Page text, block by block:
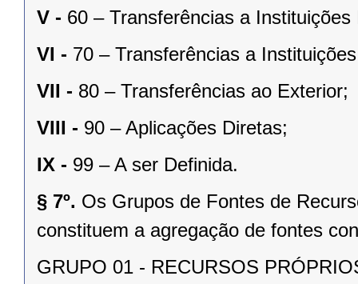
V - 60 – Transferências a
VI - 70 – Transferências a
VII - 80 – Transferências ao Exterior;
VIII - 90 – Aplicações Diretas;
IX - 99 – A ser Definida.
§ 7º. Os Grupos de Fontes de
constituem a agregação de fontes
GRUPO 01 - RECURSOS